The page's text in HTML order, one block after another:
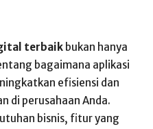
terbaik bukan hanya
bagaimana aplikasi
efisiensi dan
di perusahaan Anda.
bisnis, fitur yang